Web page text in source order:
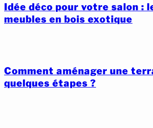
Idée déco pour votre salon :
meubles en bois exotique
Comment aménager une
quelques étapes ?